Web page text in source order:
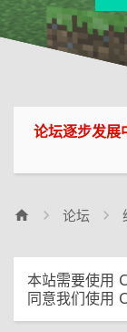
论坛逐步发展
论坛
本站需要使用
同意我们使用